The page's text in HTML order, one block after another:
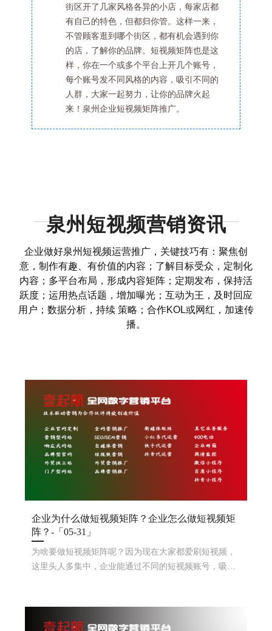
街区开了几家风格各异的小店，每家店都
有自己的特色，但都归你管。这样一来，
不管顾客逛到哪个街区，都有机会遇到你
的店，了解你的品牌。短视频矩阵也是这
样，你在一个或多个平台上开几个账号，
每个账号发不同风格的内容，吸引不同的
人群，大家一起努力，让你的品牌火起
来！泉州企业短视频矩阵推广。
泉州短视频营销资讯
企业做好泉州短视频运营推广，关键技巧有：聚焦创
意，制作有趣、有价值的内容；了解目标受众，定制化
内容；多平台布局，形成内容矩阵；定期发布，保持活
跃度；运用热点话题，增加曝光；互动为王，及时回应
用户；数据分析，持续 策略；合作KOL或网红，加速传
播。
企业为什么做短视频矩阵？企业怎么做短视频矩
阵？-「05-31」
为啥要做短视频矩阵呢？因为现在大家都爱刷短视频，
这里头人多集中，企业能通过不同的短视频账号，吸引
个火的短视频平台，像 、快手啊，都开上号，覆盖广点